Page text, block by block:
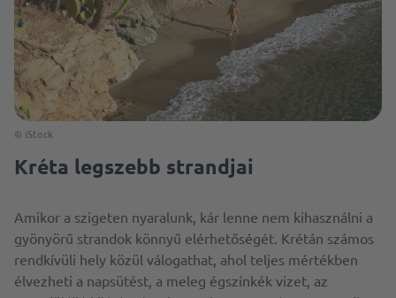
© iStock
Kréta legszebb strandjai
Amikor a szigeten nyaralunk, kár lenne nem kihasználni a
gyönyörű strandok könnyű elérhetőségét. Krétán számos
rendkívüli hely közül válogathat, ahol teljes mértékben
élvezheti a napsütést, a meleg égszínkék vizet, az